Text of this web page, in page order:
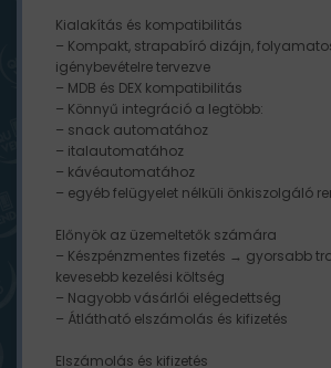
Kialakítás és kompatibilitás
– Kompakt, strapabíró dizájn,
igénybevételre tervezve
– MDB és DEX kompatibilitás
– Könnyű integráció a legtöbb:
– snack automatához
– italautomatához
– kávéautomatához
– egyéb felügyelet nélküli önkiszolgáló
Előnyök az üzemeltetők számára
– Készpénzmentes fizetés → gyorsabb
kevesebb kezelési költség
– Nagyobb vásárlói elégedettség
– Átlátható elszámolás és kifizetés
Elszámolás és kifizetés